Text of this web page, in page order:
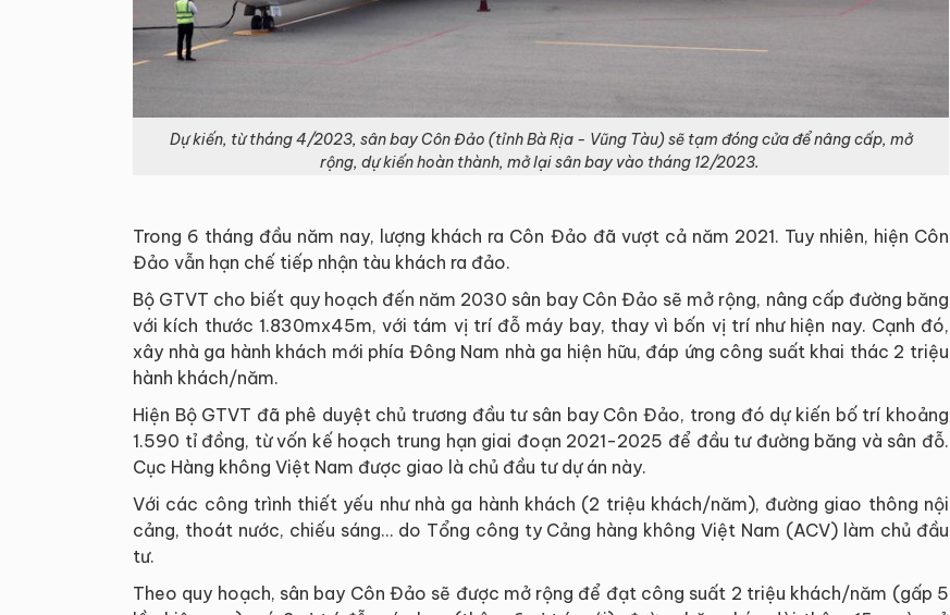
Dự kiến, từ tháng 4/2023, sân bay Côn Đảo (tỉnh Bà Rịa - Vũng Tàu) sẽ tạm đóng cửa để nâng cấp, mở
rộng, dự kiến hoàn thành, mở lại sân bay vào tháng 12/2023.
Trong 6 tháng đầu năm nay, lượng khách ra Côn Đảo đã vượt cả năm 2021. Tuy nhiên, hiện Côn
Đảo vẫn hạn chế tiếp nhận tàu khách ra đảo.
Bộ GTVT cho biết quy hoạch đến năm 2030 sân bay Côn Đảo sẽ mở rộng, nâng cấp đường băng
với kích thước 1.830mx45m, với tám vị trí đỗ máy bay, thay vì bốn vị trí như hiện nay. Cạnh đó,
xây nhà ga hành khách mới phía Đông Nam nhà ga hiện hữu, đáp ứng công suất khai thác 2 triệu
hành khách/năm.
Hiện Bộ GTVT đã phê duyệt chủ trương đầu tư sân bay Côn Đảo, trong đó dự kiến bố trí khoảng
1.590 tỉ đồng, từ vốn kế hoạch trung hạn giai đoạn 2021-2025 để đầu tư đường băng và sân đỗ.
Cục Hàng không Việt Nam được giao là chủ đầu tư dự án này.
Với các công trình thiết yếu như nhà ga hành khách (2 triệu khách/năm), đường giao thông nội
cảng, thoát nước, chiếu sáng… do Tổng công ty Cảng hàng không Việt Nam (ACV) làm chủ đầu
tư.
Theo quy hoạch, sân bay Côn Đảo sẽ được mở rộng để đạt công suất 2 triệu khách/năm (gấp 5